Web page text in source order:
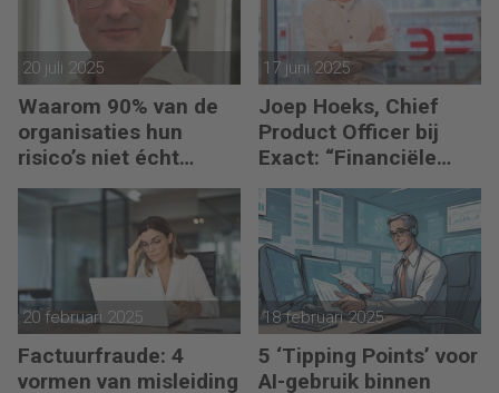
20 juli 2025
Waarom 90% van de
organisaties hun
risico’s niet écht
beheerst
17 juni 2025
Joep Hoeks, Chief
Product Officer bij
Exact: “Financiële
professional kan volop
profiteren van AI”
20 februari 2025
Factuurfraude: 4
vormen van misleiding
18 februari 2025
5 ‘Tipping Points’ voor
AI-gebruik binnen